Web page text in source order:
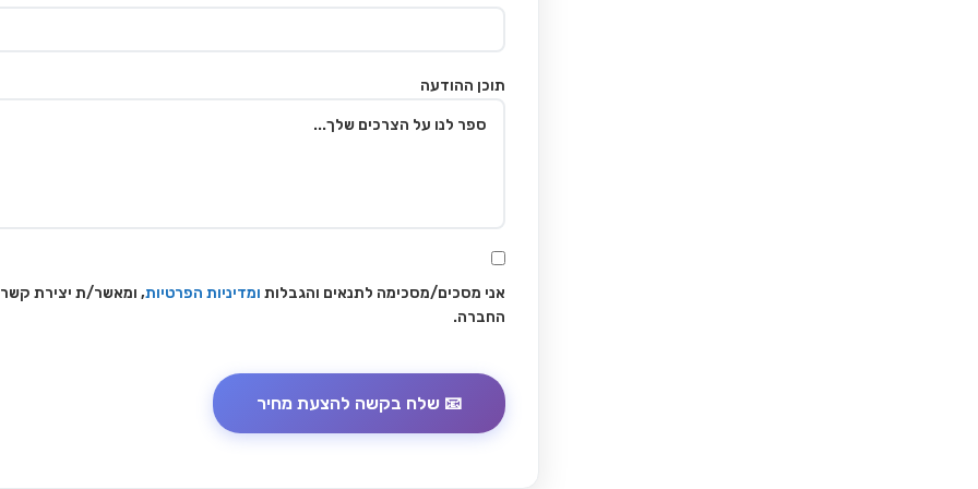
תוכן ההודעה
אני מסכים/מסכימה לתנאים והגבלות ומדיניות הפרטיות, ומאשר/ת יצירת
החברה.